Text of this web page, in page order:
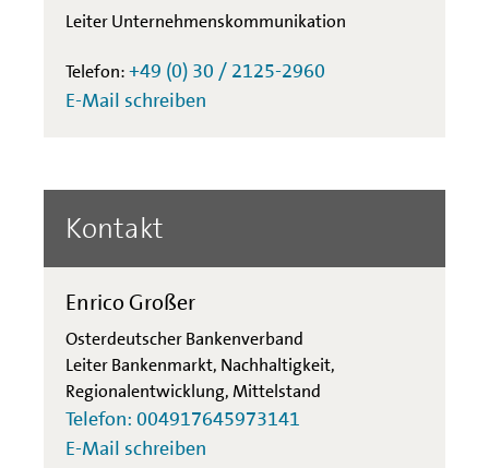
Leiter Unternehmenskommunikation
Telefon:+49 (0) 30 / 2125-2960
E-Mail schreiben
Kontakt
Enrico Großer
Osterdeutscher Bankenverband
Leiter Bankenmarkt, Nachhaltigkeit,
Regionalentwicklung, Mittelstand
Telefon: 004917645973141
E-Mail schreiben